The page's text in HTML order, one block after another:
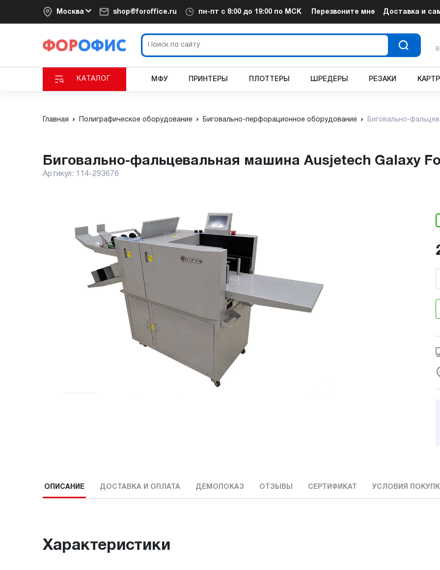
Москва shop@foroffice.ru пн-пт с 8:00 до 19:00 по МСК Перезвоните мне Доставка и
КАТАЛОГ МФУ ПРИНТЕРЫ ПЛОТТЕРЫ ШРЕДЕРЫ РЕЗАКИ
Главная Полиграфическое оборудование Биговально-перфорационное оборудование Биговально-
Биговально-фальцевальная машина Ausjetech Galaxy
Артикул: 114-293676
ОПИСАНИЕ ДОСТАВКА И ОПЛАТА ДЕМОПОКАЗ ОТЗЫВЫ СЕРТИФИКАТ УСЛОВИЯ
Характеристики